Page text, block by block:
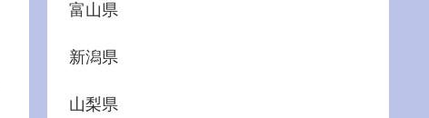
富山県
新潟県
山梨県